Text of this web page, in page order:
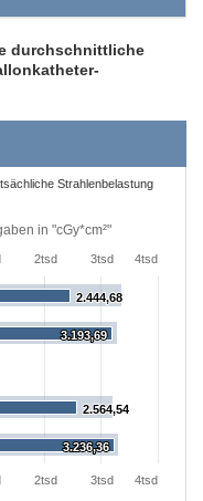
durchschnittliche
Strahlenbelastung
in "cGy*cm²"
2.444,68
2.444,68
3.193,69
3.193,69
2.564,54
2.564,54
3.236,36
3.236,36
2tsd 3tsd 4tsd
2tsd 3tsd 4tsd